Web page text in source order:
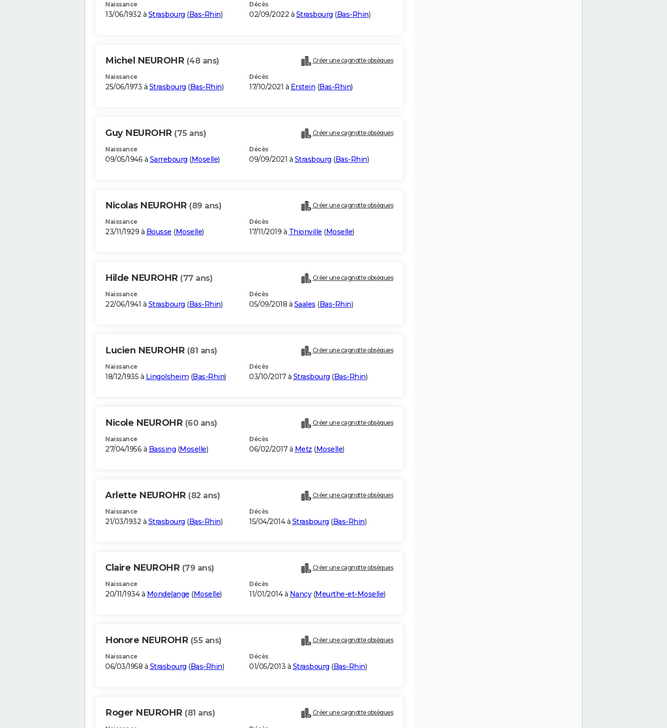
Naissance
13/06/1932 à Strasbourg (Bas-Rhin)
Décès
02/09/2022 à Strasbourg (Bas-Rhin)
Michel NEUROHR (48 ans) Créer une cagnotte obsèques
Naissance
25/06/1973 à Strasbourg (Bas-Rhin)
Décès
17/10/2021 à Erstein (Bas-Rhin)
Guy NEUROHR (75 ans) Créer une cagnotte obsèques
Naissance
09/05/1946 à Sarrebourg (Moselle)
Décès
09/09/2021 à Strasbourg (Bas-Rhin)
Nicolas NEUROHR (89 ans) Créer une cagnotte obsèques
Naissance
23/11/1929 à Bousse (Moselle)
Décès
17/11/2019 à Thionville (Moselle)
Hilde NEUROHR (77 ans) Créer une cagnotte obsèques
Naissance
22/06/1941 à Strasbourg (Bas-Rhin)
Décès
05/09/2018 à Saales (Bas-Rhin)
Lucien NEUROHR (81 ans) Créer une cagnotte obsèques
Naissance
18/12/1935 à Lingolsheim (Bas-Rhin)
Décès
03/10/2017 à Strasbourg (Bas-Rhin)
Nicole NEUROHR (60 ans) Créer une cagnotte obsèques
Naissance
27/04/1956 à Bassing (Moselle)
Décès
06/02/2017 à Metz (Moselle)
Arlette NEUROHR (82 ans) Créer une cagnotte obsèques
Naissance
21/03/1932 à Strasbourg (Bas-Rhin)
Décès
15/04/2014 à Strasbourg (Bas-Rhin)
Claire NEUROHR (79 ans) Créer une cagnotte obsèques
Naissance
20/11/1934 à Mondelange (Moselle)
Décès
11/01/2014 à Nancy(Meurthe-et-Moselle)
Honore NEUROHR (55 ans) Créer une cagnotte obsèques
Naissance
06/03/1958 à Strasbourg (Bas-Rhin)
Décès
01/05/2013 à Strasbourg (Bas-Rhin)
Roger NEUROHR (81 ans) Créer une cagnotte obsèques